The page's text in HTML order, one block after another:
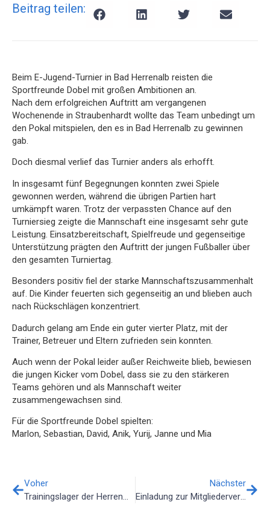
Beitrag teilen:
Beim E-Jugend-Turnier in Bad Herrenalb reisten die
Sportfreunde Dobel mit großen Ambitionen an.
Nach dem erfolgreichen Auftritt am vergangenen
Wochenende in Straubenhardt wollte das Team unbedingt um
den Pokal mitspielen, den es in Bad Herrenalb zu gewinnen
gab.
Doch diesmal verlief das Turnier anders als erhofft.
In insgesamt fünf Begegnungen konnten zwei Spiele
gewonnen werden, während die übrigen Partien hart
umkämpft waren. Trotz der verpassten Chance auf den
Turniersieg zeigte die Mannschaft eine insgesamt sehr gute
Leistung. Einsatzbereitschaft, Spielfreude und gegenseitige
Unterstützung prägten den Auftritt der jungen Fußballer über
den gesamten Turniertag.
Besonders positiv fiel der starke Mannschaftszusammenhalt
auf. Die Kinder feuerten sich gegenseitig an und blieben auch
nach Rückschlägen konzentriert.
Dadurch gelang am Ende ein guter vierter Platz, mit der
Trainer, Betreuer und Eltern zufrieden sein konnten.
Auch wenn der Pokal leider außer Reichweite blieb, bewiesen
die jungen Kicker vom Dobel, dass sie zu den stärkeren
Teams gehören und als Mannschaft weiter
zusammengewachsen sind.
Für die Sportfreunde Dobel spielten:
Marlon, Sebastian, David, Anik, Yurij, Janne und Mia
Voher
Trainingslager der Herrenmannschaften
Nächster
Einladung zur Mitgliederversammlung